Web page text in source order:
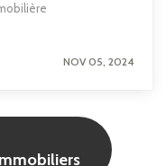
NOV 05, 2024